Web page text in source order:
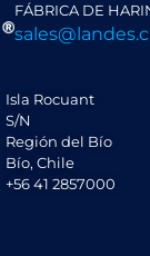
FÁBRICA DE
Isla Rocuant
S/N
Región del Bío
Bío, Chile
+56 41 2857000